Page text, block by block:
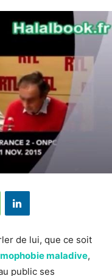
de lui, que ce soit
maladive,
public ses